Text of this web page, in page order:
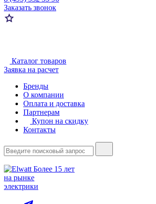
Заказать звонок
Каталог товаров
Заявка на расчет
Бренды
О компании
Оплата и доставка
Партнерам
Купон на скидку
Контакты
Более 15 лет
на рынке
электрики